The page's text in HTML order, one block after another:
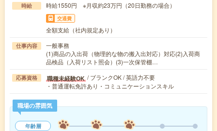
時給 時給1550円 ※月収約23万円（20日勤務の場合）
交通費
全額支給（社内規定あり）
仕事内容
一般事務
(1)商品の入出荷（物理的な物の搬入出対応）対応(2)入荷商
品検品（入荷リスト照会）(3)一次保管棚…
応募資格 職種未経験OK / ブランクOK / 英語力不要
・普通運転免許あり・コミュニケーションスキル
職場の雰囲気
年齢層